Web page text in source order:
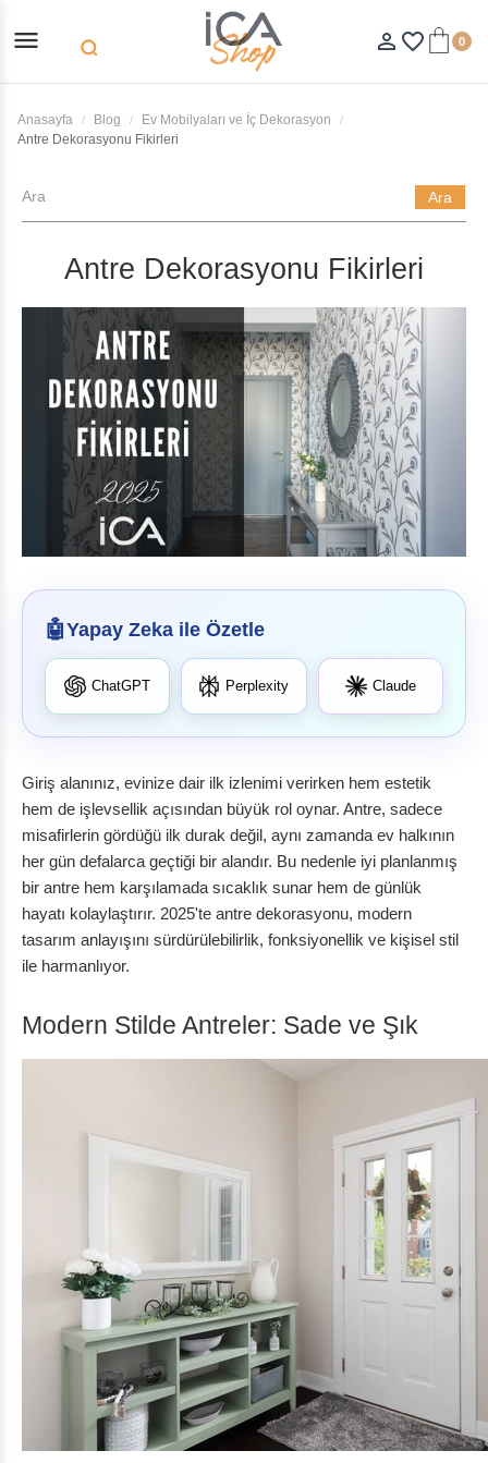
menu search person_outline favorite_border 0
Anasayfa Blog
Ev Mobilyaları ve İç Dekorasyon
Antre Dekorasyonu Fikirleri
Ara
Antre Dekorasyonu Fikirleri
Yapay Zeka ile Özetle
ChatGPT Perplexity Claude
Giriş alanınız, evinize dair ilk izlenimi verirken hem estetik
hem de işlevsellik açısından büyük rol oynar. Antre, sadece
misafirlerin gördüğü ilk durak değil, aynı zamanda ev halkının
her gün defalarca geçtiği bir alandır. Bu nedenle iyi planlanmış
bir antre hem karşılamada sıcaklık sunar hem de günlük
hayatı kolaylaştırır. 2025'te antre dekorasyonu, modern
tasarım anlayışını sürdürülebilirlik, fonksiyonellik ve kişisel stil
ile harmanlıyor.
Modern Stilde Antreler: Sade ve Şık